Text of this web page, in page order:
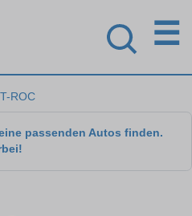
☰
T-ROC
passenden Autos finden.